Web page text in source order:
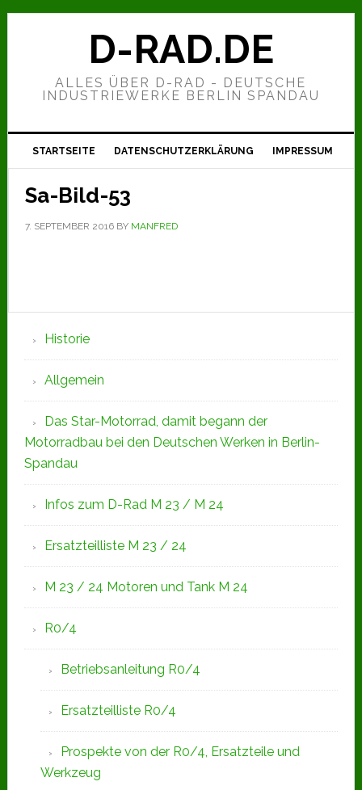
Zur
Hauptnavigation
Zum
Zur
D-RAD.DE
ALLES ÜBER D-RAD - DEUTSCHE
INDUSTRIEWERKE BERLIN SPANDAU
STARTSEITE DATENSCHUTZERKLÄRUNG IMPRESSUM
Sa-Bild-53
7. SEPTEMBER 2016BY MANFRED
Seitenspalte
Historie
Allgemein
Das Star-Motorrad, damit begann der
Motorradbau bei den Deutschen Werken in Berlin-
Spandau
Infos zum D-Rad M 23 / M 24
Ersatzteilliste M 23 / 24
M 23 / 24 Motoren und Tank M 24
R0/4
Betriebsanleitung R0/4
Ersatzteilliste R0/4
Prospekte von der R0/4, Ersatzteile und
Werkzeug